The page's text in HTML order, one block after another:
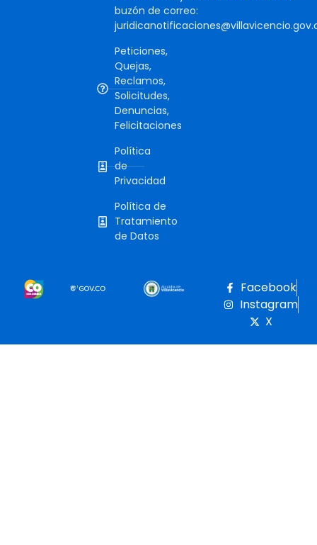
buzón de correo:
Peticiones,
Quejas,
Reclamos,
Solicitudes,
Denuncias,
Felicitaciones
Política
de
Privacidad
Política de
Tratamiento
de Datos
Facebook
Instagram
X